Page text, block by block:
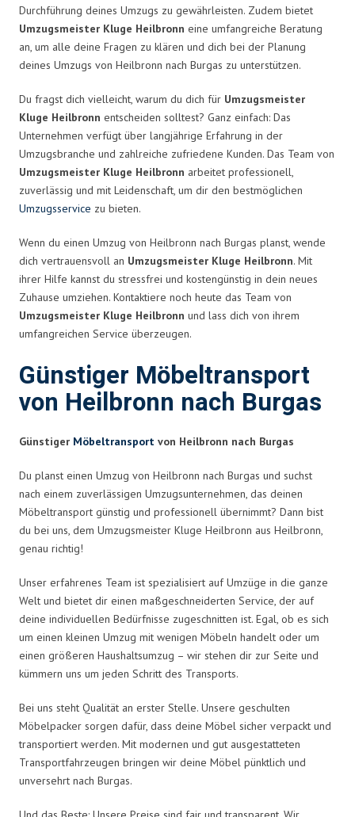
Durchführung deines Umzugs zu gewährleisten. Zudem bietet
Umzugsmeister Kluge Heilbronn eine umfangreiche Beratung
an, um alle deine Fragen zu klären und dich bei der Planung
deines Umzugs von Heilbronn nach Burgas zu unterstützen.
Du fragst dich vielleicht, warum du dich für Umzugsmeister
Kluge Heilbronn entscheiden solltest? Ganz einfach: Das
Unternehmen verfügt über langjährige Erfahrung in der
Umzugsbranche und zahlreiche zufriedene Kunden. Das Team von
Umzugsmeister Kluge Heilbronn arbeitet professionell,
zuverlässig und mit Leidenschaft, um dir den bestmöglichen
Umzugsservice zu bieten.
Wenn du einen Umzug von Heilbronn nach Burgas planst, wende
dich vertrauensvoll an Umzugsmeister Kluge Heilbronn. Mit
ihrer Hilfe kannst du stressfrei und kostengünstig in dein neues
Zuhause umziehen. Kontaktiere noch heute das Team von
Umzugsmeister Kluge Heilbronn und lass dich von ihrem
umfangreichen Service überzeugen.
Günstiger Möbeltransport
von Heilbronn nach Burgas
Günstiger Möbeltransport von Heilbronn nach Burgas
Du planst einen Umzug von Heilbronn nach Burgas und suchst
nach einem zuverlässigen Umzugsunternehmen, das deinen
Möbeltransport günstig und professionell übernimmt? Dann bist
du bei uns, dem Umzugsmeister Kluge Heilbronn aus Heilbronn,
genau richtig!
Unser erfahrenes Team ist spezialisiert auf Umzüge in die ganze
Welt und bietet dir einen maßgeschneiderten Service, der auf
deine individuellen Bedürfnisse zugeschnitten ist. Egal, ob es sich
um einen kleinen Umzug mit wenigen Möbeln handelt oder um
einen größeren Haushaltsumzug – wir stehen dir zur Seite und
kümmern uns um jeden Schritt des Transports.
Bei uns steht Qualität an erster Stelle. Unsere geschulten
Möbelpacker sorgen dafür, dass deine Möbel sicher verpackt und
transportiert werden. Mit modernen und gut ausgestatteten
Transportfahrzeugen bringen wir deine Möbel pünktlich und
unversehrt nach Burgas.